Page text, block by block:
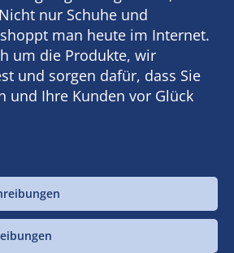
nur Schuhe und
man heute im Internet.
um die Produkte, wir
und sorgen dafür, dass Sie
und Ihre Kunden vor Glück